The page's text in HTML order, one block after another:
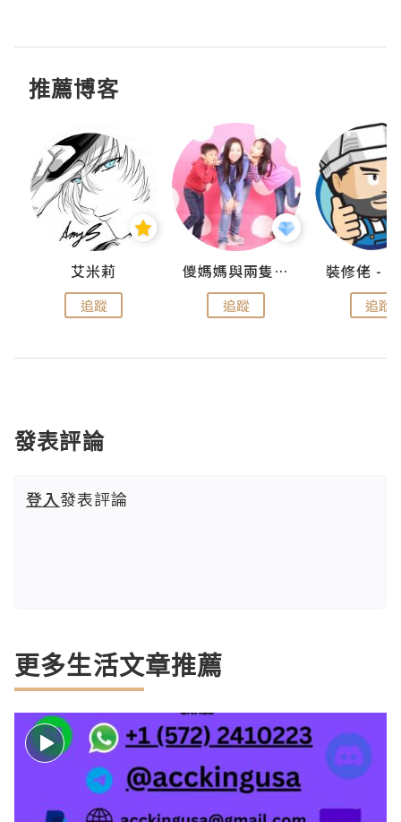
推薦博客
艾米莉
追蹤
儍媽媽與兩隻小魔怪之家
追蹤 追蹤
發表評論
登入發表評論
更多生活文章推薦